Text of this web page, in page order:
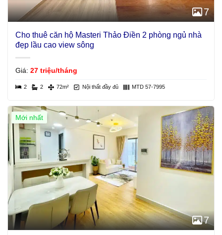
7
Cho thuê căn hộ Masteri Thảo Điền 2 phòng ngủ nhà
đẹp lầu cao view sông
Giá: 27 triệu/tháng
2 2 72m² Nội thất đầy đủ MTD 57-7995
Mới nhất Giá Tốt
7